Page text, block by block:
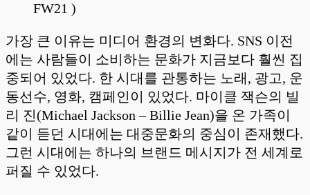
FW21 )
가장 큰 이유는 미디어 환경의 변화다. SNS 이전
에는 사람들이 소비하는 문화가 지금보다 훨씬 집
중되어 있었다. 한 시대를 관통하는 노래, 광고, 운
동선수, 영화, 캠페인이 있었다. 마이클 잭슨의 빌
리 진(Michael Jackson – Billie Jean)을 온 가족이
같이 듣던 시대에는 대중문화의 중심이 존재했다.
그런 시대에는 하나의 브랜드 메시지가 전 세계로
퍼질 수 있었다.